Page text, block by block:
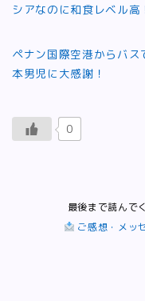
シアなのに和食レベル高
ペナン国際空港からバ
本男児に大感謝！
0
最後まで読んで
ご感想・メッ